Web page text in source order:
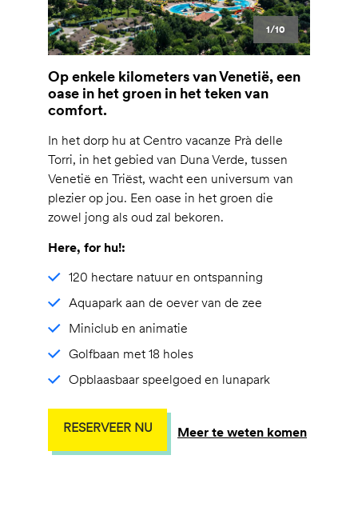
1/10
Op enkele kilometers van Venetië, een
oase in het groen in het teken van
comfort.
In het dorp hu at Centro vacanze Prà delle
Torri, in het gebied van Duna Verde, tussen
Venetië en Triëst, wacht een universum van
plezier op jou. Een oase in het groen die
zowel jong als oud zal bekoren.
Here, for hu!:
120 hectare natuur en ontspanning
Aquapark aan de oever van de zee
Miniclub en animatie
Golfbaan met 18 holes
Opblaasbaar speelgoed en lunapark
RESERVEER NU Meer te weten komen